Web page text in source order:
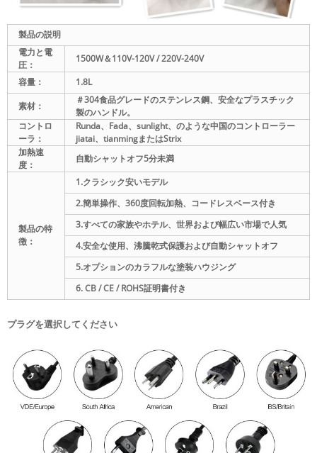
製品の説明
電力と電
圧：
1500W＆110V-120V / 220V-240V
容量：
1.8L
素材：
＃304食品グレードのステンレス鋼、安全なプラスチック
製のハンドル。
コントロ
ーラ：
Runda、Fada、sunlight、のような中国のコントローラー
jiatai、tianmingまたはStrix
加熱速
度：
自動シャットオフ5分未満
製品の特
徴：
1.クラシック安いモデル
2.簡単操作、360度回転加熱、 コードレスベース付き
3.すべての家族やホテル、世界および幅広い市場で人気
4.安全な使用、沸騰乾式保護および自動シャットオフ
5.オプションのカラフルな塗装ハウジング
6. CB / CE / ROHS証明書付き
プラグを選択してください